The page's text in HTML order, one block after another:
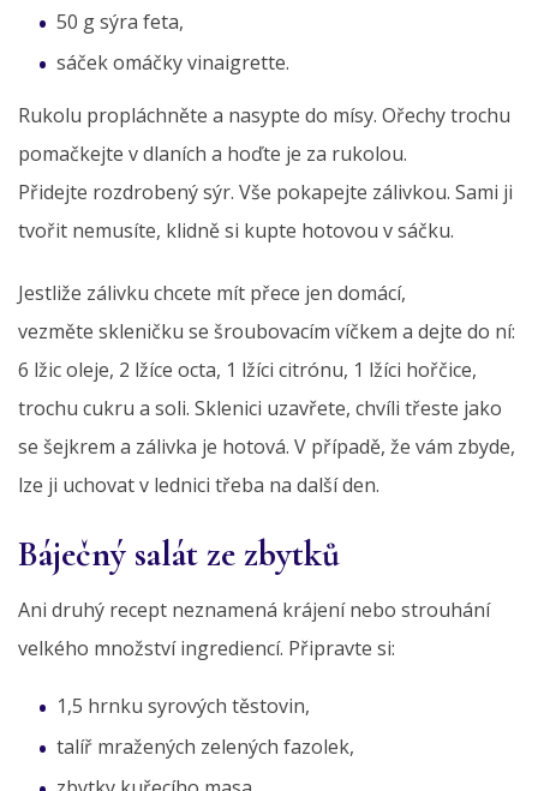
50 g sýra feta,
sáček omáčky vinaigrette.
Rukolu propláchněte a nasypte do mísy. Ořechy trochu
pomačkejte v dlaních a hoďte je za rukolou.
Přidejte rozdrobený sýr. Vše pokapejte zálivkou. Sami ji
tvořit nemusíte, klidně si kupte hotovou v sáčku.
Jestliže zálivku chcete mít přece jen domácí,
vezměte skleničku se šroubovacím víčkem a dejte do ní:
6 lžic oleje, 2 lžíce octa, 1 lžíci citrónu, 1 lžíci hořčice,
trochu cukru a soli. Sklenici uzavřete, chvíli třeste jako
se šejkrem a zálivka je hotová. V případě, že vám zbyde,
lze ji uchovat v lednici třeba na další den.
Báječný salát ze zbytků
Ani druhý recept neznamená krájení nebo strouhání
velkého množství ingrediencí. Připravte si:
1,5 hrnku syrových těstovin,
talíř mražených zelených fazolek,